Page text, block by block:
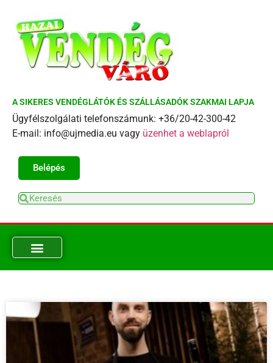
A SIKERES VENDÉGLÁTÓK ÉS SZÁLLÁSADÓK SZAKMAI LAPJA
Ügyfélszolgálati telefonszámunk: +36/20-42-300-42
E-mail: info@ujmedia.eu vagy üzenhet a weblapról
Belépés